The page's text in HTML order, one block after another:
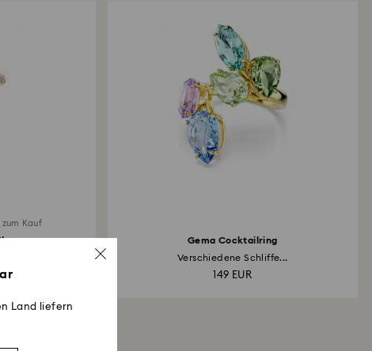
zum Kauf
Gema Cocktailring
Verschiedene Schliffe...
149 EUR
Land liefern